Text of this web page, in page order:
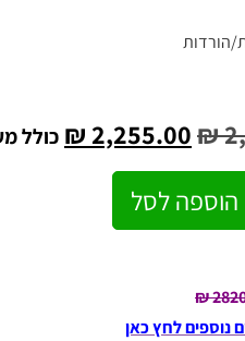
הורדות
₪
₪2,255.00 כולל
הוספה לסל
נוספים לחץ כאן